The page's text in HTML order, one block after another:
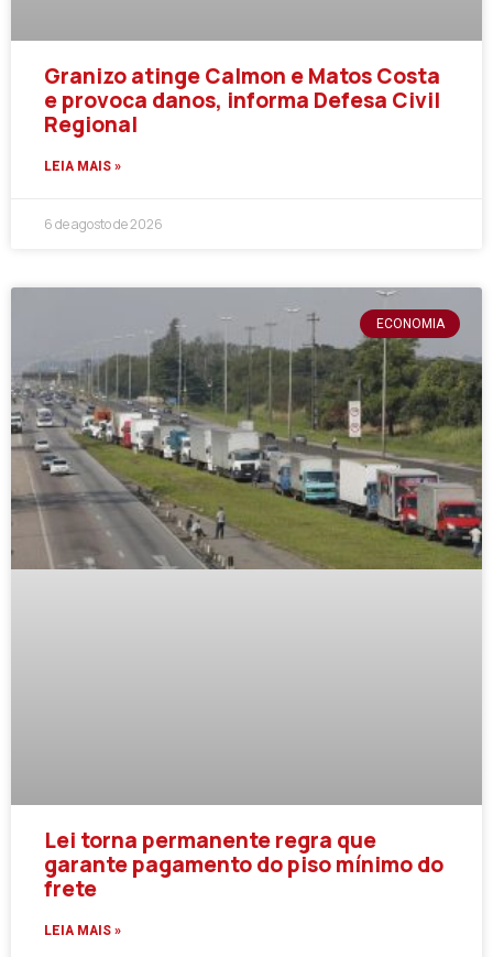
Granizo atinge Calmon e Matos Costa
e provoca danos, informa Defesa Civil
Regional
LEIA MAIS »
6 de agosto de 2026
ECONOMIA
Lei torna permanente regra que
garante pagamento do piso mínimo do
frete
LEIA MAIS »